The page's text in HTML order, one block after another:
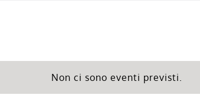
Non ci sono eventi previsti.